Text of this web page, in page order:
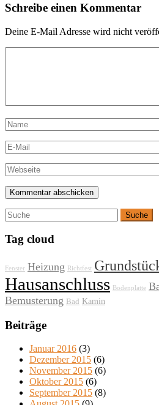
Schreibe einen Kommentar
Deine E-Mail Adresse wird nicht
Tag cloud
Fenster Heizung Richtfest
Hausanschluss Bodenplatte
Bemusterung Bad Kamin
Beiträge
Januar 2016 (3)
Dezember 2015 (6)
November 2015 (6)
Oktober 2015 (6)
September 2015 (8)